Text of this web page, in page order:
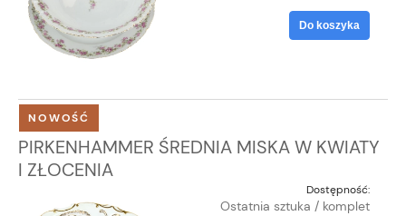
Do koszyka
PIRKENHAMMER ŚREDNIA MISKA W KWIATY
I ZŁOCENIA
Dostępność:
Ostatnia sztuka / komplet
NOWOŚĆ